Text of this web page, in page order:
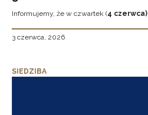
Informujemy, że w czwartek (4 czerwca)
3 czerwca, 2026
SIEDZIBA